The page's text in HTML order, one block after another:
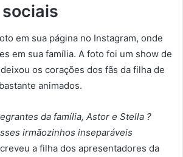
em sua página no Instagram, onde
em sua família. A foto foi um show de
os corações dos fãs da filha de
animados.
da família, Astor e Stella ?
irmãozinhos inseparáveis
a filha dos apresentadores da